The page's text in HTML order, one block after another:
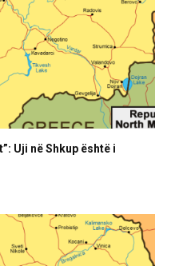
Uji në Shkup është i